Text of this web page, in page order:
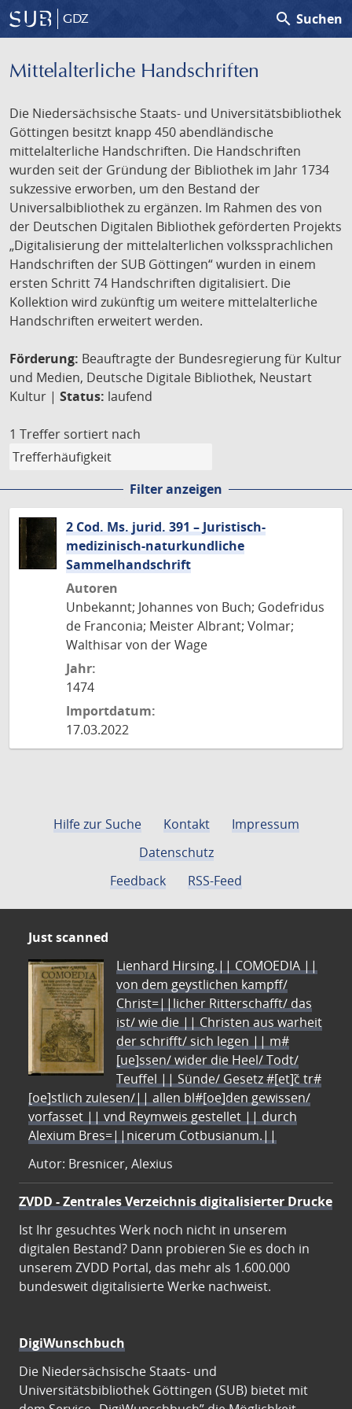
GDZ search Suchen
Mittelalterliche Handschriften
Die Niedersächsische Staats- und Universitätsbibliothek
Göttingen besitzt knapp 450 abendländische
mittelalterliche Handschriften. Die Handschriften
wurden seit der Gründung der Bibliothek im Jahr 1734
sukzessive erworben, um den Bestand der
Universalbibliothek zu ergänzen. Im Rahmen des von
der Deutschen Digitalen Bibliothek geförderten Projekts
„Digitalisierung der mittelalterlichen volkssprachlichen
Handschriften der SUB Göttingen“ wurden in einem
ersten Schritt 74 Handschriften digitalisiert. Die
Kollektion wird zukünftig um weitere mittelalterliche
Handschriften erweitert werden.
Förderung: Beauftragte der Bundesregierung für Kultur
und Medien, Deutsche Digitale Bibliothek, Neustart
Kultur | Status: laufend
1 Treffer sortiert nach
Filter anzeigen
2 Cod. Ms. jurid. 391 – Juristisch-
medizinisch-naturkundliche
Sammelhandschrift
Autoren
Unbekannt; Johannes von Buch; Godefridus
de Franconia; Meister Albrant; Volmar;
Walthisar von der Wage
Jahr:
1474
Importdatum:
17.03.2022
Hilfe zur Suche Kontakt
Impressum
Datenschutz
Feedback
RSS-Feed
Just scanned
Lienhard Hirsing.|| COMOEDIA ||
von dem geystlichen kampff/
Christ=||licher Ritterschafft/ das
ist/ wie die || Christen aus warheit
der schrifft/ sich legen || m#
[ue]ssen/ wider die Heel/ Todt/
Teuffel || Sünde/ Gesetz #[et]c̃ tr#
[oe]stlich zulesen/|| allen bl#[oe]den gewissen/
vorfasset || vnd Reymweis gestellet || durch
Alexium Bres=||nicerum Cotbusianum.||
Autor: Bresnicer, Alexius
ZVDD - Zentrales Verzeichnis digitalisierter Drucke
Ist Ihr gesuchtes Werk noch nicht in unserem
digitalen Bestand? Dann probieren Sie es doch in
unserem ZVDD Portal, das mehr als 1.600.000
bundesweit digitalisierte Werke nachweist.
DigiWunschbuch
Die Niedersächsische Staats- und
Universitätsbibliothek Göttingen (SUB) bietet mit